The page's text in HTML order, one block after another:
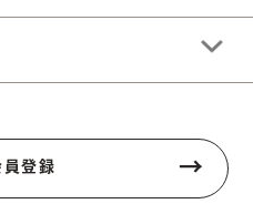
員登録